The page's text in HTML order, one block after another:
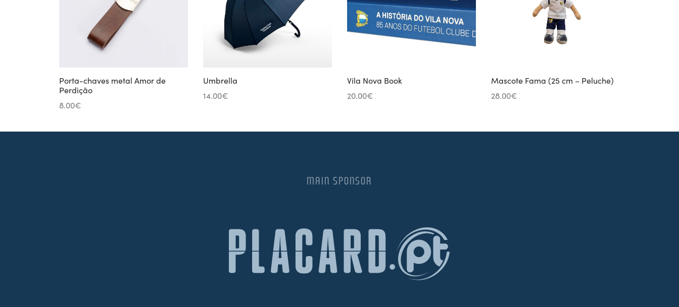
Porta-chaves metal Amor de
Perdição
8.00€
Umbrella
14.00€
Vila Nova Book
20.00€
Mascote Fama (25 cm – Peluche)
28.00€
MAIN SPONSOR